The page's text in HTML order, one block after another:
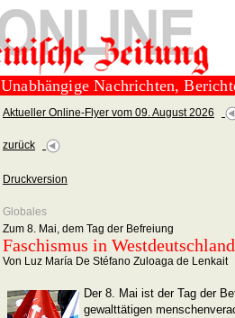
Unabhängige Nachrichten,
Aktueller Online-Flyer vom 09. August 2026
zurück
Druckversion
Globales
Zum 8. Mai, dem Tag der Befreiung
Faschismus in
Von Luz María De Stéfano Zuloaga de Lenkait
Der 8. Mai ist der Tag der
gewalttätigen